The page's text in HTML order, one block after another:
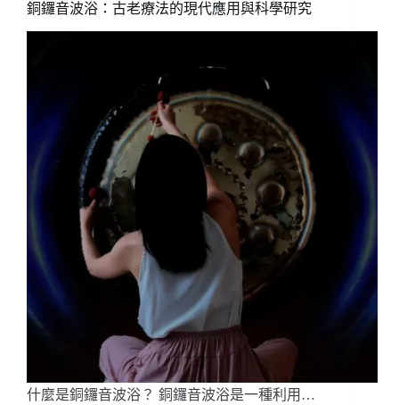
銅鑼音波浴：古老療法的現代應用與科學研究
什麼是銅鑼音波浴？ 銅鑼音波浴是一種利用…